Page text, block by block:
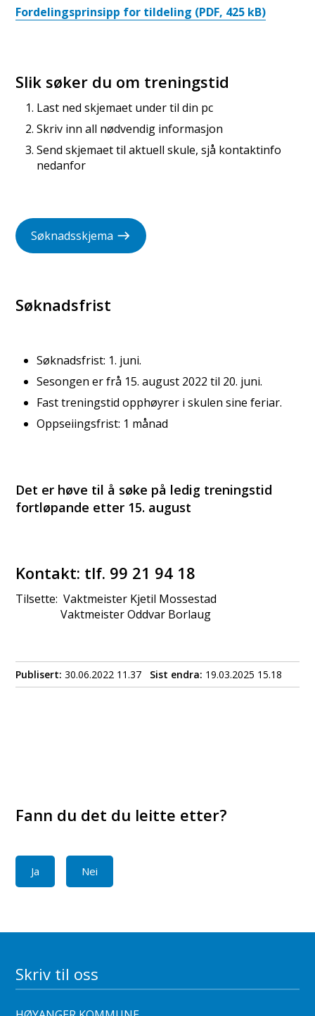
Fordelingsprinsipp for tildeling (PDF, 425 kB)
Slik søker du om treningstid
Last ned skjemaet under til din pc
Skriv inn all nødvendig informasjon
Send skjemaet til aktuell skule, sjå kontaktinfo
nedanfor
Søknadsskjema
Søknadsfrist
Søknadsfrist: 1. juni.
Sesongen er frå 15. august 2022 til 20. juni.
Fast treningstid opphøyrer i skulen sine feriar.
Oppseiingsfrist: 1 månad
Det er høve til å søke på ledig treningstid
fortløpande etter 15. august
Kontakt: tlf. 99 21 94 18
Tilsette: Vaktmeister Kjetil Mossestad
Vaktmeister Oddvar Borlaug
Publisert 30.06.2022 11.37 Sist endra 19.03.2025 15.18
Fann du det du leitte etter?
Ja Nei
Skriv til oss